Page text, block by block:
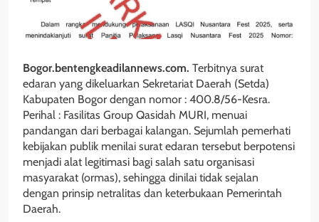
Bogor.bentengkeadilannews.com. Terbitnya surat
edaran yang dikeluarkan Sekretariat Daerah (Setda)
Kabupaten Bogor dengan nomor : 400.8/56-Kesra.
Perihal : Fasilitas Group Qasidah MURI, menuai
pandangan dari berbagai kalangan. Sejumlah pemerhati
kebijakan publik menilai surat edaran tersebut berpotensi
menjadi alat legitimasi bagi salah satu organisasi
masyarakat (ormas), sehingga dinilai tidak sejalan
dengan prinsip netralitas dan keterbukaan Pemerintah
Daerah.